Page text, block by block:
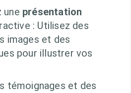
une présentation
: Utilisez des
images et des
pour illustrer vos
témoignages et des